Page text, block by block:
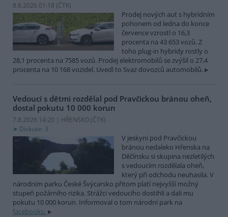
8.8.2026 01:18 (ČTK)
Prodej nových aut s hybridním
pohonem od ledna do konce
července vzrostl o 16,3
procenta na 43 653 vozů. Z
toho plug-in hybridy rostly o
28,1 procenta na 7585 vozů. Prodej elektromobilů se zvýšil o 27,4
procenta na 10 168 vozidel. Uvedl to Svaz dovozců automobilů.
Vedoucí s dětmi rozdělal pod Pravčickou bránou oheň,
dostal pokutu 10 000 korun
7.8.2026 14:20 | HŘENSKO (ČTK)
Diskuse: 3
V jeskyni pod Pravčickou
bránou nedaleko Hřenska na
Děčínsku si skupina nezletilých
s vedoucím rozdělala oheň,
který při odchodu neuhasila. V
národním parku České Švýcarsko přitom platí nejvyšší možný
stupeň požárního rizika. Strážci vedoucího dostihli a dali mu
pokutu 10 000 korun. Informoval o tom národní park na
facebooku.